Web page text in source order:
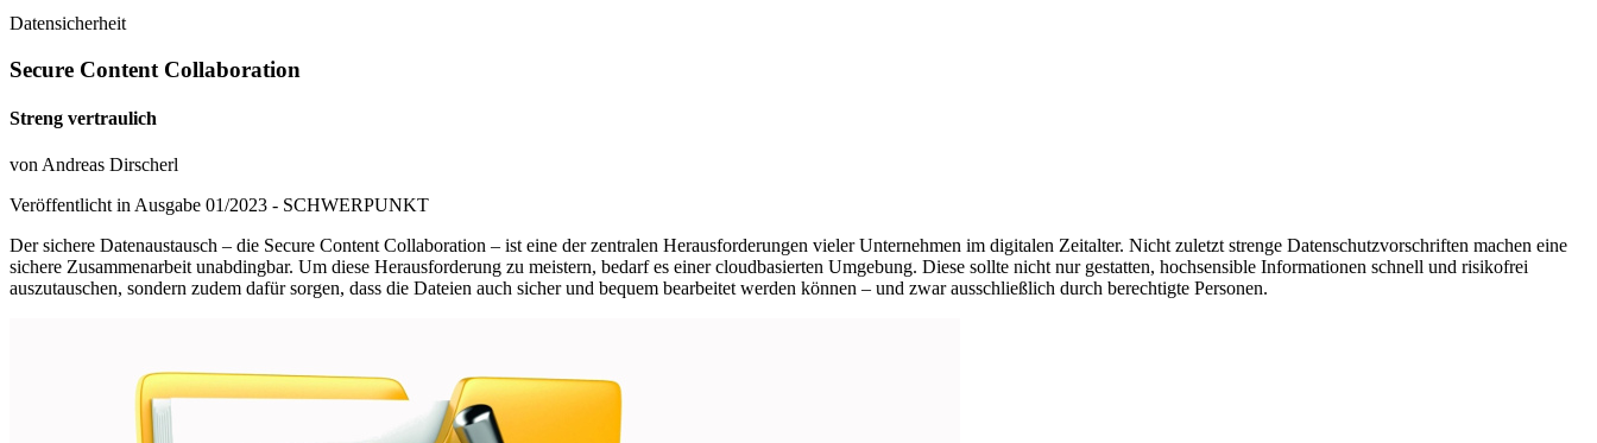
Datensicherheit
Secure Content Collaboration
Streng vertraulich
von Andreas Dirscherl
Veröffentlicht in Ausgabe 01/2023 - SCHWERPUNKT
Der sichere Datenaustausch – die Secure Content Collaboration – ist eine der zentralen Herausforderungen vieler Unternehmen im digitalen Zeitalter. Nicht zuletzt strenge Datenschutzvorschriften machen eine
sichere Zusammenarbeit unabdingbar. Um diese Herausforderung zu meistern, bedarf es einer cloudbasierten Umgebung. Diese sollte nicht nur gestatten, hochsensible Informationen schnell und risikofrei
auszutauschen, sondern zudem dafür sorgen, dass die Dateien auch sicher und bequem bearbeitet werden können – und zwar ausschließlich durch berechtigte Personen.